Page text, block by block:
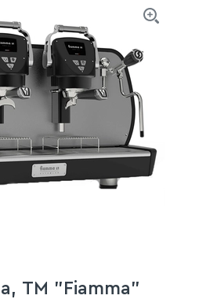
TM "Fiamma"